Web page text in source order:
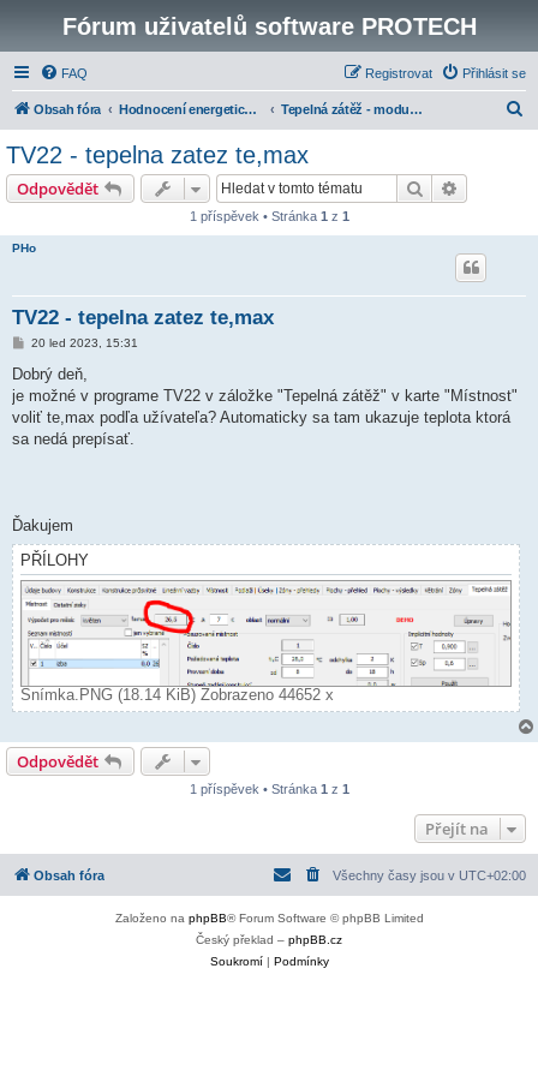
Fórum uživatelů software PROTECH
FAQ Přihlásit se
Registrovat
Obsah fóra Hodnocení energetické náročnosti budov Tepelná zátěž - modul k programu TZ a TV
TV22 - tepelna zatez te,max
Odpovědět Hledat
1 příspěvek • Stránka 1 z 1
PHo
TV22 - tepelna zatez te,max
P
í
p
ě
e
20 led 2023, 15:31
Dobrý deň,
je možné v programe TV22 v záložke "Tepelná zátěž" v karte "Místnost"
voliť te,max podľa užívateľa? Automaticky sa tam ukazuje teplota ktorá
sa nedá prepísať.
Ďakujem
PŘÍLOHY
Snímka.PNG (18.14 KiB) Zobrazeno 44652 x
Odpovědět
1 příspěvek • Stránka 1 z 1
Přejít na
Obsah fóra Všechny časy jsou v UTC+02:00
Založeno na phpBB® Forum Software © phpBB Limited
Český překlad – phpBB.cz
Soukromí| Podmínky